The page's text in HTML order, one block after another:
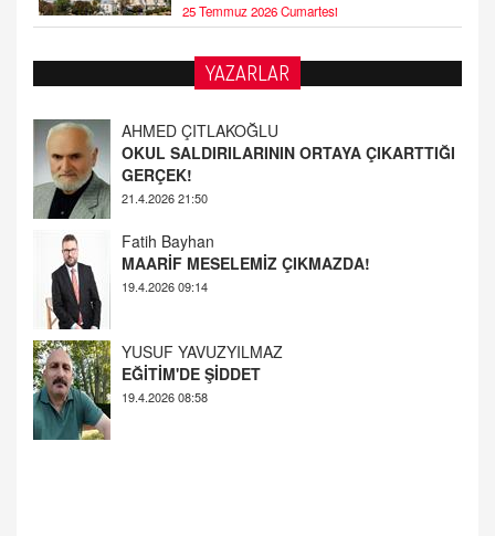
25 Temmuz 2026 Cumartesi
YAZARLAR
AHMED ÇITLAKOĞLU
OKUL SALDIRILARININ ORTAYA ÇIKARTTIĞI
21.4.2026 21:50
Fatih Bayhan
MAARİF MESELEMİZ ÇIKMAZDA!
YUSUF YAVUZYILMAZ